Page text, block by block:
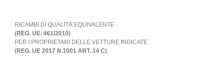
RICAMBI DI QUALITÀ EQUIVALENTE
(REG. UE. 461/2010)
PER I PROPRIETARI DELLE VETTURE INDICATE
(REG. UE 2017 N.1001 ART. 14 C)